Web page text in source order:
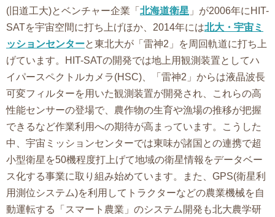
(旧道工大)とベンチャー企業「 北海道衛星 」が2006年にHIT-
SATを宇宙空間に打ち上げほか、2014年には北大・宇宙ミ
ッションセンターと東北大が「雷神2」を周回軌道に打ち上
げています。HIT-SATの開発では地上用観測装置としてハ
イパースペクトルカメラ(HSC)、「雷神2」からは液晶波長
可変フィルターを用いた観測装置が開発され、これらの高
性能センサーの登場で、農作物の生育や漁場の推移が把握
できるなど作業利用への期待が高まっています。こうした
中、宇宙ミッションセンターでは東味が諸国との連携で超
小型衛星を50機程度打上げて地域の衛星情報をデータベー
ス化する事業に取り組み始めています。また、GPS(衛星利
用測位システム)を利用してトラクターなどの農業機械を自
動運転する「スマート農業」のシステム開発も北大農学研